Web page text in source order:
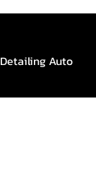
Detailing Auto